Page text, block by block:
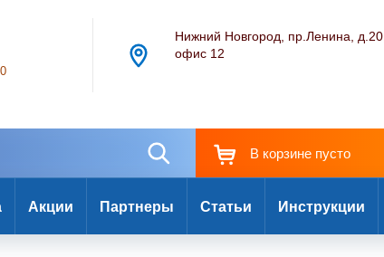
Нижний Новгород, пр.Ленина, д.20,
офис 12
В корзине пусто
Акции Партнеры Статьи Инструкции